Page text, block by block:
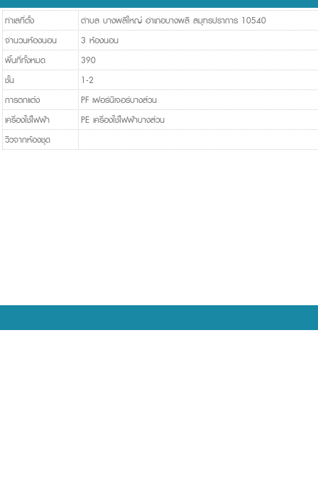
ทำเลที่ตั้ง
ตำบล บางพลีใหญ่ อำเภอบางพลี สมุทรปราการ 10540
จำนวนห้องนอน
3 ห้องนอน
พื้นที่ทั้งหมด
390
ชั้น
1-2
การตกแต่ง
PF เฟอร์นิเจอร์บางส่วน
เครื่องใช้ไฟฟ้า
PE เครื่องใช้ไฟฟ้าบางส่วน
วิวจากห้องชุด